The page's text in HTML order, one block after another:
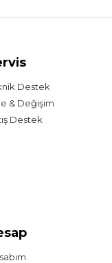
Destek
& Değişim
Destek